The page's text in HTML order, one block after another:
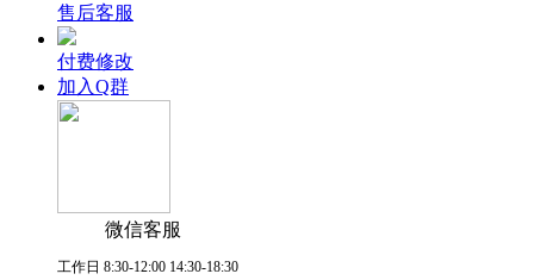
售后客服
付费修改
加入Q群
微信客服
工作日 8:30-12:00 14:30-18:30